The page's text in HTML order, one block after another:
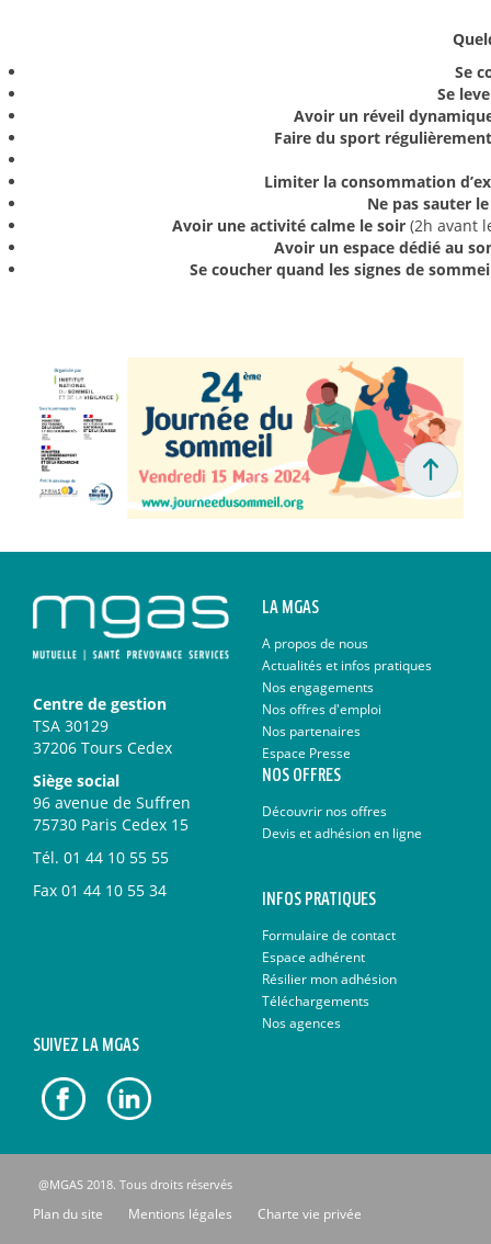
Se
Se
Avoir un réveil
Faire du sport régulièrement
Limiter la consommation
Ne pas sauter
Avoir une activité calme le soir (2h avant
Avoir un espace dédié au
Se coucher quand les signes de
Centre de gestion
TSA 30129
37206 Tours Cedex
Siège social
96 avenue de Suffren
75730 Paris Cedex 15
Tél. 01 44 10 55 55
Fax 01 44 10 55 34
LA MGAS
A propos de nous
Actualités et infos pratiques
Nos engagements
Nos offres d'emploi
Nos partenaires
Espace Presse
NOS OFFRES
Découvrir nos offres
Devis et adhésion en ligne
INFOS PRATIQUES
Formulaire de contact
Espace adhérent
Résilier mon adhésion
Téléchargements
Nos agences
SUIVEZ LA MGAS
@MGAS 2018. Tous droits réservés
Plan du site Mentions légales Charte vie privée